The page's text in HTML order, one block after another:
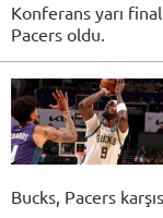
Konferans yarı
Pacers oldu.
Bucks, Pacers